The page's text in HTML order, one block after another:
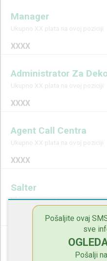
Pošaljite ovaj
sve
Pošalji
Manager
Ukupno XX plata na ovoj poziciji
XXXX
Administrator Za
Ukupno XX plata na ovoj poziciji
XXXX
Agent Call Centra
Ukupno XX plata na ovoj poziciji
XXXX
Salter
Ukupno XX plata na ovoj poziciji
Senior Inzenjer
Ukupno XX plata na ovoj poziciji